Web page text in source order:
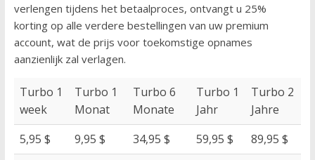
verlengen tijdens het betaalproces, ontvangt u 25%
korting op alle verdere bestellingen van uw premium
account, wat de prijs voor toekomstige opnames
aanzienlijk zal verlagen.
Turbo 1
week
Turbo 1
Monat
Turbo 6
Monate
Turbo 1
Jahr
Turbo 2
Jahre
5,95 $
9,95 $ 34,95 $ 59,95 $
89,95 $